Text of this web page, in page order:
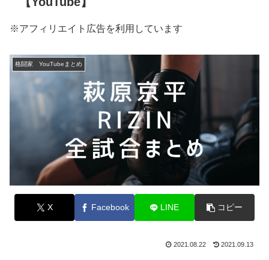
※アフィリエイト広告を利用しています
格闘家 YouTubeまとめ
X Facebook LINE コピー
2021.08.22 2021.09.13